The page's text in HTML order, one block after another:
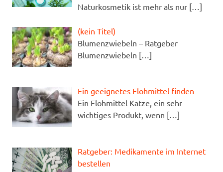
Naturkosmetik ist mehr als nur […]
(kein Titel)
126940
Blumenzwiebeln – Ratgeber
Blumenzwiebeln […]
Ein geeignetes Flohmittel finden
Ein Flohmittel Katze, ein sehr
wichtiges Produkt, wenn […]
Ratgeber: Medikamente im Internet
bestellen